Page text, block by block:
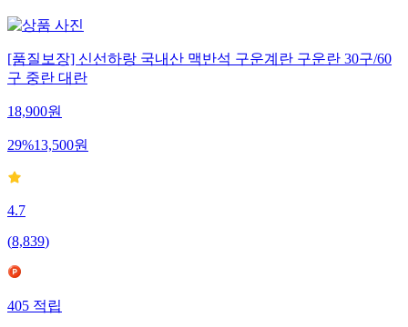
[품질보장] 신선하랑 국내산 맥반석 구운계란 구운란 30구/60
구 중란 대란
18,900원
29%13,500원
4.7
(8,839)
405 적립